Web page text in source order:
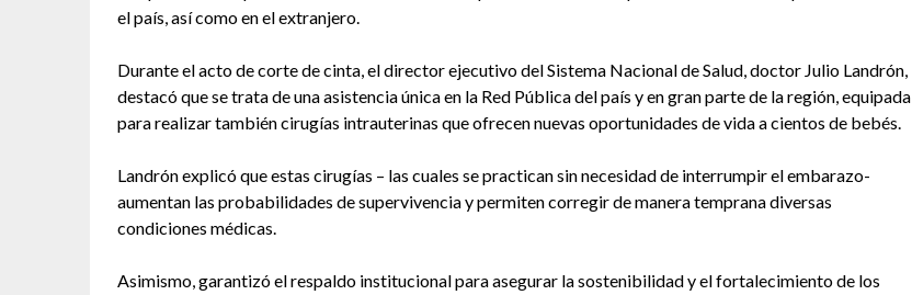
el país, así como en el extranjero.
Durante el acto de corte de cinta, el director ejecutivo del Sistema Nacional de Salud, doctor Julio Landrón,
destacó que se trata de una asistencia única en la Red Pública del país y en gran parte de la región, equipada
para realizar también cirugías intrauterinas que ofrecen nuevas oportunidades de vida a cientos de bebés.
Landrón explicó que estas cirugías – las cuales se practican sin necesidad de interrumpir el embarazo-
aumentan las probabilidades de supervivencia y permiten corregir de manera temprana diversas
condiciones médicas.
Asimismo, garantizó el respaldo institucional para asegurar la sostenibilidad y el fortalecimiento de los